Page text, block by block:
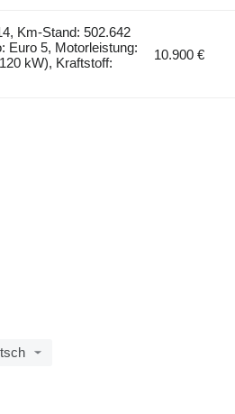
Km-Stand: 502.642
Euro 5, Motorleistung:
kW), Kraftstoff:
10.900 €